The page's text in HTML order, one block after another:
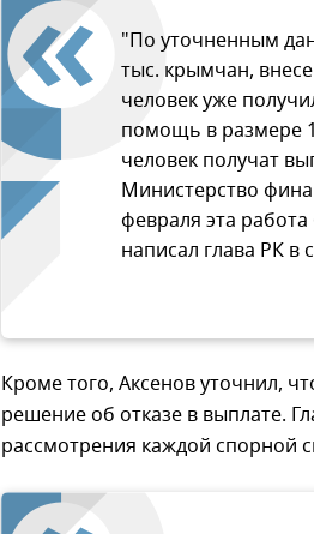
"По уточненным
тыс. крымчан,
человек уже
помощь в размере
человек получат
Министерство
февраля эта
написал глава РК в
Кроме того, Аксенов уточнил,
решение об отказе в выплате.
рассмотрения каждой спорной